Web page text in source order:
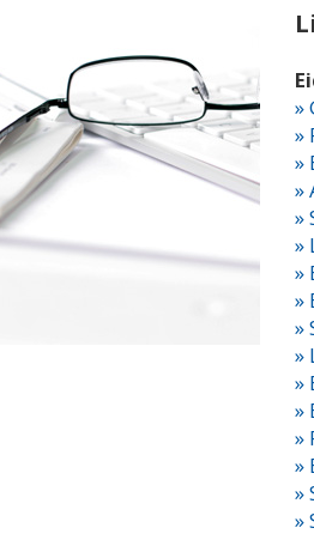
»
»
»
»
»
»
»
»
»
»
»
»
»
»
»
»